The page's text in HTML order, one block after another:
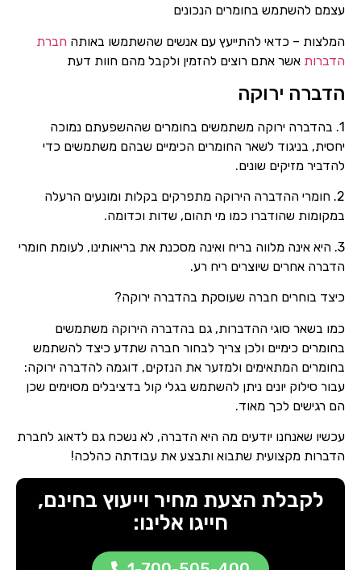
עצמם להשתמש בחומרים הנכונים
המלצות – כדאי להתייעץ עם אנשים שהשתמשו באותה חברת
הדברות אשר אתם רוצים להזמין ולקבל מהם חוות דעת
הדברה ירוקה
1. בהדברה ירוקה משתמשים בחומרים שההשפעתם נמוכה
יחסית, בניגוד לשאר החומרים הכימיים שבהם משתמשים כדי
להדביר מזיקים שונים.
2. חומרי ההדברה הירוקה מתפרקים בקלות ומונעים הרעלה
במקומות שהודברו כמו מי תהום, שדות וכדומה.
3. היא אינה מלווה בריח ואינה מסכנת את בריאותינו, לעומת חומרי
הדברה אחרים שיוצרים ריח רע.
כיצד בוחרים חברה שעוסקת בהדברה ירוקה?
כמו בשאר סוגי ההדברות, גם בהדברה הירוקה משתמשים
בחומרים כימיים ולכן צריך לבחור חברה שתדע כיצד להשתמש
בחומרים המתאימים ולמזער את הנזקים, דוגמה להדברה ירוקה:
עבור סילוק יונים ניתן להשתמש בגלי קול בדציבלים מסוימים שכן
הם רגישים לכך מאוד.
עכשיו שאנחנו יודעים מה היא הדברה, לא נשכח גם לדאוג לחברת
הדברות מקצועית שתבוא ותבצע את עבודתה כהלכה!
לקבלת הצעת מחיר וייעוץ בחינם,
חייגו אלינו: